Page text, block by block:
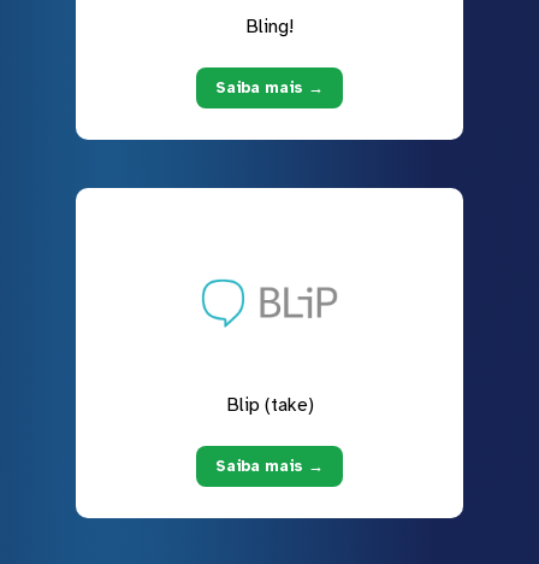
Bling!
Saiba mais →
Blip (take)
Saiba mais →